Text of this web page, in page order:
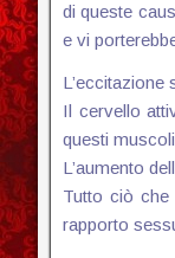
di queste
e vi
L’eccitazione
Il cervello
questi
L’aumento
Tutto ciò che
rapporto